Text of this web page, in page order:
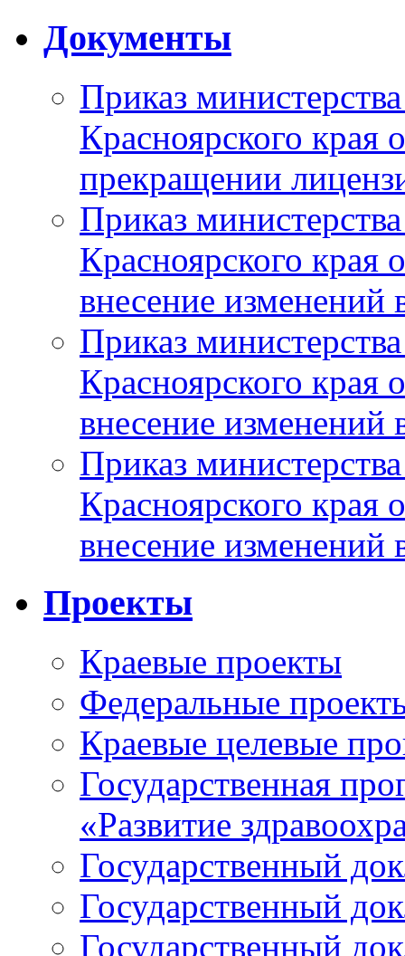
Документы
Приказ
Красноярского
прекращении
Приказ
Красноярского
внесение изменений
Приказ
Красноярского
внесение изменений
Приказ
Красноярского
внесение изменений
Проекты
Краевые проекты
Федеральные
Краевые целевые
Государственная
«Развитие
Государственный
Государственный
Государственный